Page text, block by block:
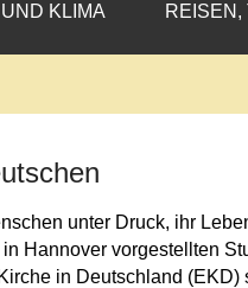
KLIMA REISEN,
unter Druck, ihr
Hannover vorgestellten
in Deutschland (EKD)